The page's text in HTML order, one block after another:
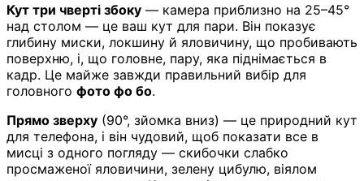
Кут три чверті збоку — камера приблизно на 25–45°
над столом — це ваш кут для пари. Він показує
глибину миски, локшину й яловичину, що пробивають
поверхню, і, що головне, пару, яка піднімається в
кадр. Це майже завжди правильний вибір для
головного фото фо бо.
Прямо зверху (90°, зйомка вниз) — це природний кут
для телефона, і він чудовий, щоб показати все в
мисці з одного погляду — скибочки слабко
просмаженої яловичини, зелену цибулю, віялом